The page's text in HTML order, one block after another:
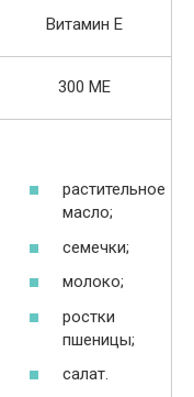
Витамин Е
300 МЕ
растительное
масло;
семечки;
молоко;
ростки
пшеницы;
салат.